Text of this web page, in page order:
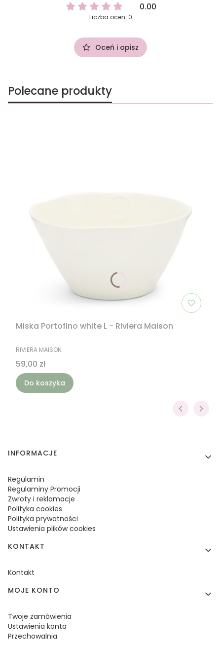
0.00
Liczba ocen: 0
Oceń i opisz
Polecane produkty
Miska Portofino white L - Riviera Maison
PRODUCENT
RIVIERA MAISON
Cena
59,00 zł
Do koszyka
Linki w stopce
INFORMACJE
Regulamin
Regulaminy Promocji
Zwroty i reklamacje
Polityka cookies
Polityka prywatności
Ustawienia plików cookies
KONTAKT
Kontakt
MOJE KONTO
Twoje zamówienia
Ustawienia konta
Przechowalnia